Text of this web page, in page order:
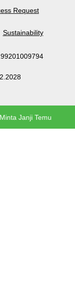
Request
Sustainability
Minta Janji Temu